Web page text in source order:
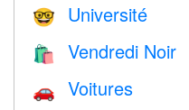
🤓 Université
🛍 Vendredi Noir
🚗 Voitures